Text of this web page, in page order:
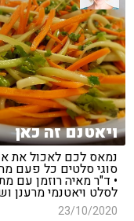
ויאטנם זה כאן
נמאס לכם לאכול את
סוגי סלטים כל פעם
• ד"ר מאיה רוזמן עם
לסלט ויאטנמי מרענן
23/10/2020